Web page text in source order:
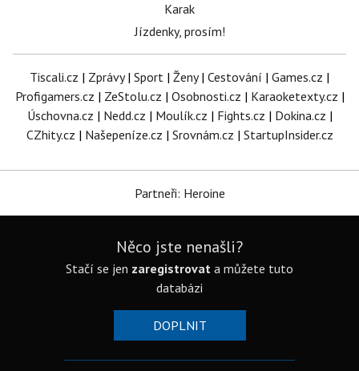
Karak
Jízdenky, prosím!
Tiscali.cz | Zprávy| Sport | Ženy| Cestování | Games.cz |
Profigamers.cz | ZeStolu.cz | Osobnosti.cz | Karaoketexty.cz |
Úschovna.cz | Nedd.cz | Moulík.cz | Fights.cz | Dokina.cz |
CZhity.cz | Našepeníze.cz | Srovnám.cz | StartupInsider.cz
Partneři: Heroine
Něco jste nenašli?
Stačí se jen zaregistrovat a můžete tuto
databázi
DOPLNIT